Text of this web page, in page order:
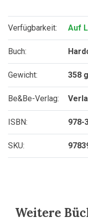
Verfügbarkeit: Auf
Buch:
Gewicht: 358 g
Be&Be-Verlag:
ISBN: 978-
SKU:
Weitere